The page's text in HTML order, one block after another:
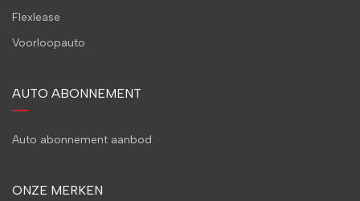
Flexlease
Voorloopauto
AUTO ABONNEMENT
Auto abonnement aanbod
ONZE MERKEN